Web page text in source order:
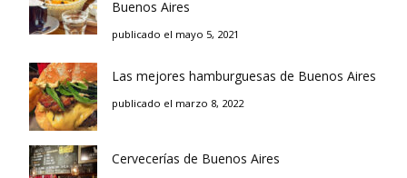
Buenos Aires
publicado el mayo 5, 2021
Las mejores hamburguesas de Buenos Aires
publicado el marzo 8, 2022
Cervecerías de Buenos Aires